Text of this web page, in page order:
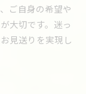
ご自身の希望や
大切です。迷っ
見送りを実現し